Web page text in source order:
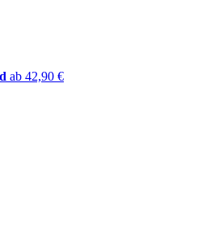
ab 42,90 €